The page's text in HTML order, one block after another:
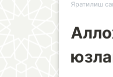
Яратилиш